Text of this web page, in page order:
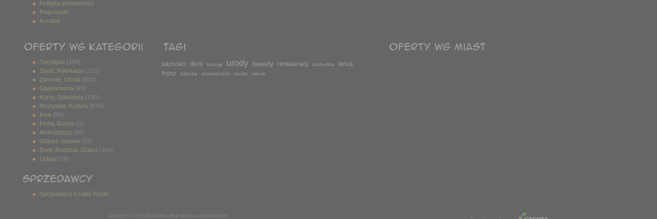
Polityka prywatności
Regulamin
Kontakt
Turystyka (309)
Sport, Rekreacja (313)
Zdrowie, Uroda (850)
Gastronomia (88)
Kursy, Szkolenia (130)
Rozrywka, Kultura (976)
Inne (90)
Firmy, Biznes (3)
Motoryzacja (69)
Odzież, obuwie (12)
Dom, Rodzina, Dzieci (363)
Usługi (16)
Sprzedawcy z całej Polski
paznokci dłoni kolację urody beauty restauracj odchudza
tańca
fryzur
dziecka romantyczny naukę szkole
Deal.pl © 2011-2026 Wszelkie prawa zastrzeżone